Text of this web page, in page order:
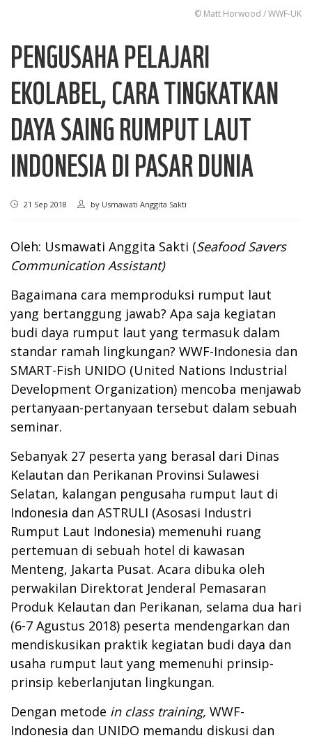
© Matt Horwood / WWF-UK
PENGUSAHA PELAJARI
EKOLABEL, CARA TINGKATKAN
DAYA SAING RUMPUT LAUT
INDONESIA DI PASAR DUNIA
21 Sep 2018 by Usmawati Anggita Sakti
Oleh: Usmawati Anggita Sakti (Seafood Savers
Communication Assistant)
Bagaimana cara memproduksi rumput laut
yang bertanggung jawab? Apa saja kegiatan
budi daya rumput laut yang termasuk dalam
standar ramah lingkungan? WWF-Indonesia dan
SMART-Fish UNIDO (United Nations Industrial
Development Organization) mencoba menjawab
pertanyaan-pertanyaan tersebut dalam sebuah
seminar.
Sebanyak 27 peserta yang berasal dari Dinas
Kelautan dan Perikanan Provinsi Sulawesi
Selatan, kalangan pengusaha rumput laut di
Indonesia dan ASTRULI (Asosasi Industri
Rumput Laut Indonesia) memenuhi ruang
pertemuan di sebuah hotel di kawasan
Menteng, Jakarta Pusat. Acara dibuka oleh
perwakilan Direktorat Jenderal Pemasaran
Produk Kelautan dan Perikanan, selama dua hari
(6-7 Agustus 2018) peserta mendengarkan dan
mendiskusikan praktik kegiatan budi daya dan
usaha rumput laut yang memenuhi prinsip-
prinsip keberlanjutan lingkungan.
Dengan metode in class training, WWF-
Indonesia dan UNIDO memandu diskusi dan